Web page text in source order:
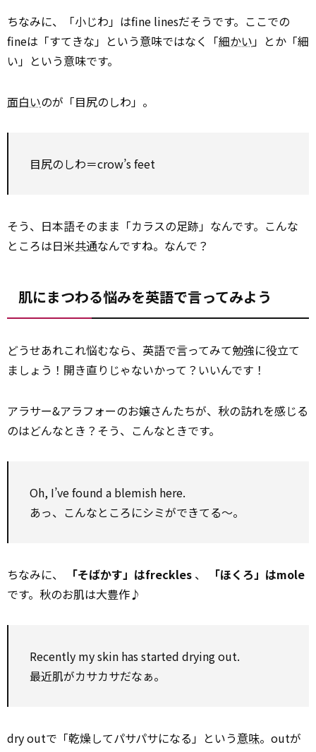
ちなみに、「小じわ」はfine linesだそうです。ここでの
fineは「すてきな」という意味ではなく「細かい」とか「細
い」という意味です。
面白いのが「目尻のしわ」。
目尻のしわ＝crow’s feet
そう、日本語そのまま「カラスの足跡」なんです。こんな
ところは日米共通なんですね。なんで？
肌にまつわる悩みを英語で言ってみよう
どうせあれこれ悩むなら、英語で言ってみて勉強に役立て
ましょう！開き直りじゃないかって？いいんです！
アラサー&アラフォーのお嬢さんたちが、秋の訪れを感じる
のはどんなとき？そう、こんなときです。
Oh, I’ve found a blemish here.
あっ、こんなところにシミができてる～。
ちなみに、 「そばかす」はfreckles 、
「ほくろ」はmole
です。秋のお肌は大豊作♪
Recently my skin has started drying out.
最近肌がカサカサだなぁ。
dry outで「乾燥してパサパサになる」という意味。outが